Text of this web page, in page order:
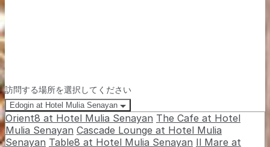
訪問する場所を選択してください
Edogin at Hotel Mulia Senayan
Orient8 at Hotel Mulia Senayan The Cafe at Hotel
Mulia Senayan Cascade Lounge at Hotel Mulia
Senayan Table8 at Hotel Mulia Senayan Il Mare at